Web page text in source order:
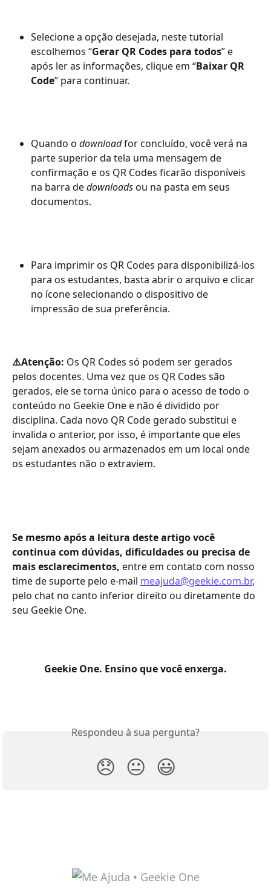
Selecione a opção desejada, neste tutorial
escolhemos “Gerar QR Codes para todos” e
após ler as informações, clique em “Baixar QR
Code” para continuar.
Quando o download for concluído, você verá na
parte superior da tela uma mensagem de
confirmação e os QR Codes ficarão disponíveis
na barra de downloads ou na pasta em seus
documentos.
Para imprimir os QR Codes para disponibilizá-los
para os estudantes, basta abrir o arquivo e clicar
no ícone selecionando o dispositivo de
impressão de sua preferência.
⚠️Atenção: Os QR Codes só podem ser gerados
pelos docentes. Uma vez que os QR Codes são
gerados, ele se torna único para o acesso de todo o
conteúdo no Geekie One e não é dividido por
disciplina. Cada novo QR Code gerado substitui e
invalida o anterior, por isso, é importante que eles
sejam anexados ou armazenados em um local onde
os estudantes não o extraviem.
Se mesmo após a leitura deste artigo você
continua com dúvidas, dificuldades ou precisa de
mais esclarecimentos, entre em contato com nosso
time de suporte pelo e-mail meajuda@geekie.com.br,
pelo chat no canto inferior direito ou diretamente do
seu Geekie One.
Geekie One. Ensino que você enxerga.
Respondeu à sua pergunta?
😞 😐 😃